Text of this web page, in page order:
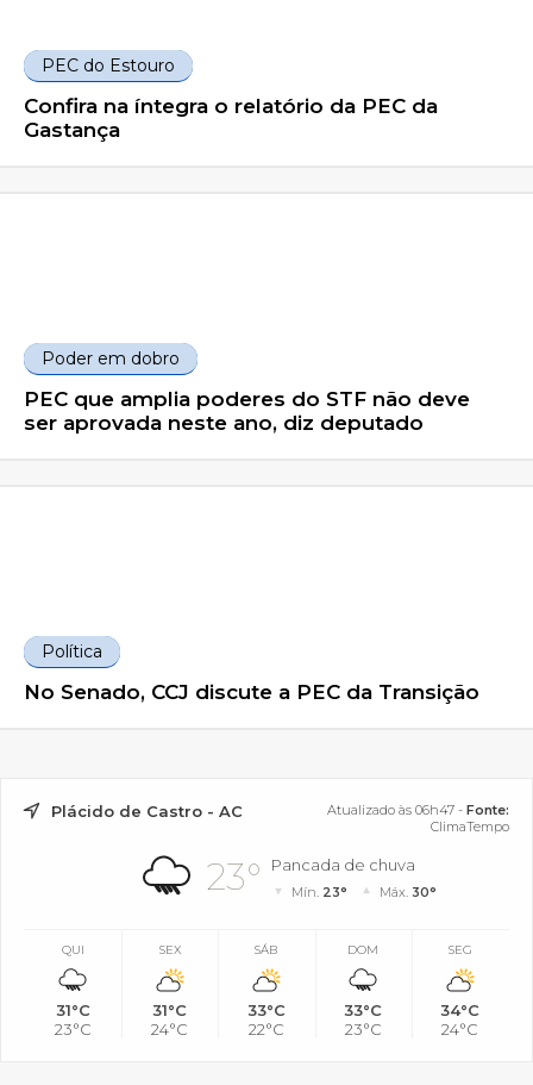
PEC do Estouro
Confira na íntegra o relatório da PEC da
Gastança
Poder em dobro
PEC que amplia poderes do STF não deve
ser aprovada neste ano, diz deputado
Política
No Senado, CCJ discute a PEC da Transição
Plácido de Castro - AC Atualizado às 06h47 - Fonte:
ClimaTempo
23° Pancada de chuva
Mín. 23° Máx. 30°
QUI
31°C
23°C
SEX
31°C
24°C
SÁB
33°C
22°C
DOM
33°C
23°C
SEG
34°C
24°C